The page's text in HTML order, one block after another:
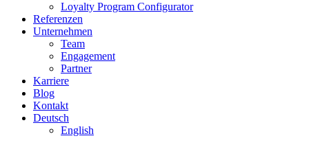
Loyalty Program Configurator
Referenzen
Unternehmen
Team
Engagement
Partner
Karriere
Blog
Kontakt
Deutsch
English